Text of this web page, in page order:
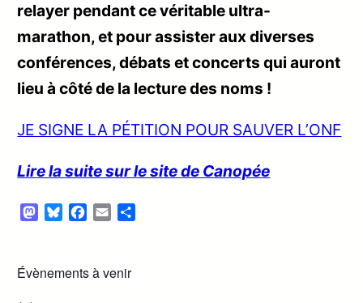
relayer pendant ce véritable ultra-
marathon, et pour assister aux diverses
conférences, débats et concerts qui auront
lieu à côté de la lecture des noms !
JE SIGNE LA PÉTITION POUR SAUVER L’ONF
Lire la suite sur le site de Canopée
Mastodon
BlueskyFacebook
Email
Évènements à venir